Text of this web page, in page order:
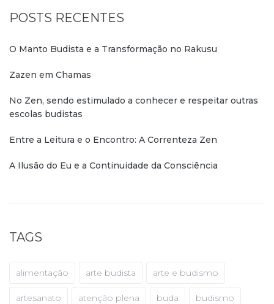
POSTS RECENTES
O Manto Budista e a Transformação no Rakusu
Zazen em Chamas
No Zen, sendo estimulado a conhecer e respeitar outras
escolas budistas
Entre a Leitura e o Encontro: A Correnteza Zen
A Ilusão do Eu e a Continuidade da Consciência
TAGS
alimentação arte budista arte e budismo
artesanato atenção plena buda budismo